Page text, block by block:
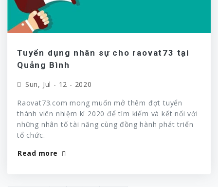
Tuyển dụng nhân sự cho raovat73 tại
Quảng Bình
Sun, Jul - 12 - 2020
Raovat73.com mong muốn mở thêm đợt tuyển
thành viên nhiệm kì 2020 để tìm kiếm và kết nối với
những nhân tố tài năng cùng đồng hành phát triển
tổ chức.
Read more